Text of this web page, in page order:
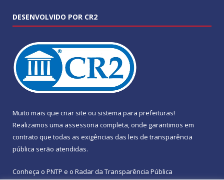
DESENVOLVIDO POR CR2
Muito mais que criar site ou sistema para prefeituras!
Realizamos uma assessoria completa, onde garantimos em
contrato que todas as exigências das leis de transparência
pública serão atendidas.
Conheça o PNTP e o Radar da Transparência Pública